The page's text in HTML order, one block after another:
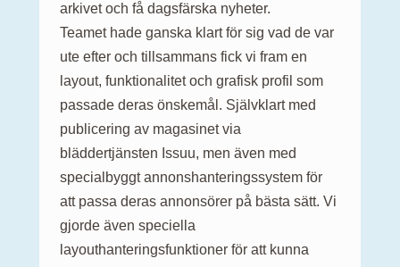
arkivet och få dagsfärska nyheter.
Teamet hade ganska klart för sig vad de var
ute efter och tillsammans fick vi fram en
layout, funktionalitet och grafisk profil som
passade deras önskemål. Självklart med
publicering av magasinet via
bläddertjänsten Issuu, men även med
specialbyggt annonshanteringssystem för
att passa deras annonsörer på bästa sätt. Vi
gjorde även speciella
layouthanteringsfunktioner för att kunna